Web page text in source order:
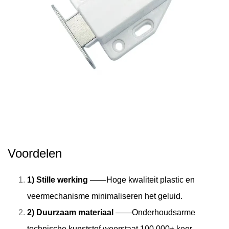
Voordelen
1) Stille werking ——Hoge kwaliteit plastic en
veermechanisme minimaliseren het geluid.
2) Duurzaam materiaal ——Onderhoudsarme